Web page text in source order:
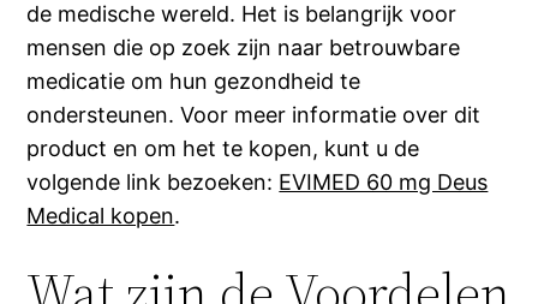
de medische wereld. Het is belangrijk voor
mensen die op zoek zijn naar betrouwbare
medicatie om hun gezondheid te
ondersteunen. Voor meer informatie over dit
product en om het te kopen, kunt u de
volgende link bezoeken: EVIMED 60 mg Deus
Medical kopen.